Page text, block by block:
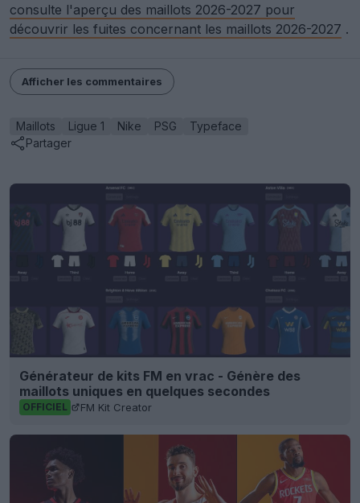
consulte l'aperçu des maillots 2026-2027 pour
découvrir les fuites concernant les maillots 2026-2027 .
Afficher les commentaires
Maillots Ligue 1 Nike PSG
Typeface
Partager
Générateur de kits FM en vrac - Génère des
maillots uniques en quelques secondes
OFFICIEL FM Kit Creator